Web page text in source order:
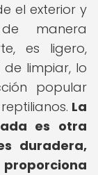
el exterior y
manera
es ligero,
limpiar, lo
popular
La
es otra
duradera,